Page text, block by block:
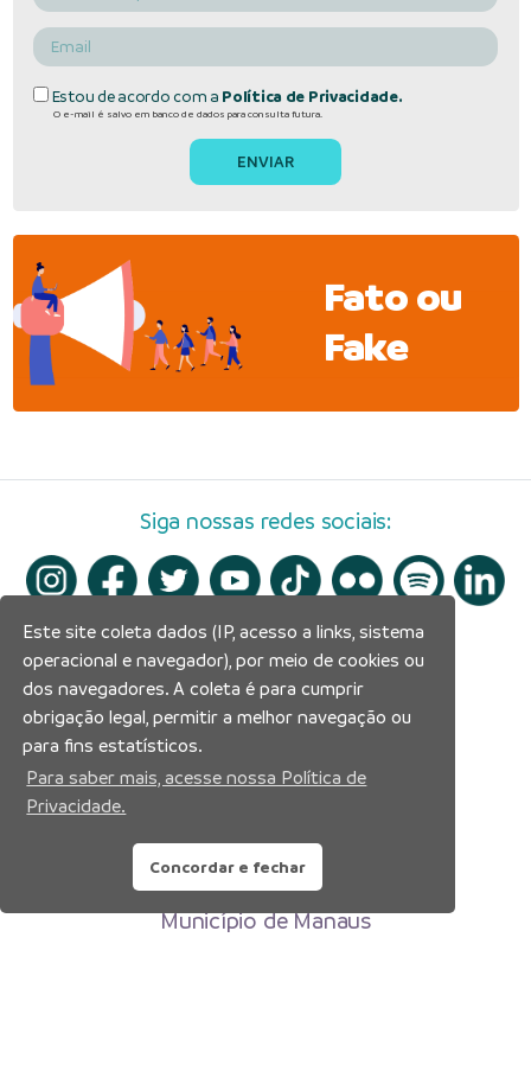
Estou de acordo com a Política de Privacidade.
O e-mail é salvo em banco de dados para consulta futura.
Fato ou
Fake
Siga nossas redes sociais:
Prefeitura Municipal de Manaus
Município de Manaus
Este site coleta dados (IP, acesso a links, sistema
operacional e navegador), por meio de cookies ou
dos navegadores. A coleta é para cumprir
obrigação legal, permitir a melhor navegação ou
para fins estatísticos.
Para saber mais, acesse nossa Política de
Privacidade.
Concordar e fechar